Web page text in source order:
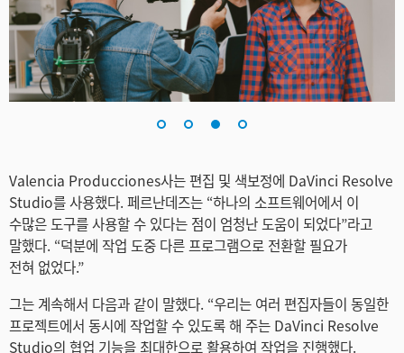
Valencia Producciones사는 편집 및 색보정에 DaVinci Resolve
Studio를 사용했다. 페르난데즈는 “하나의 소프트웨어에서 이
수많은 도구를 사용할 수 있다는 점이 엄청난 도움이 되었다”라고
말했다. “덕분에 작업 도중 다른 프로그램으로 전환할 필요가
전혀 없었다.”
그는 계속해서 다음과 같이 말했다. “우리는 여러 편집자들이 동일한
프로젝트에서 동시에 작업할 수 있도록 해 주는 DaVinci Resolve
Studio의 협업 기능을 최대한으로 활용하여 작업을 진행했다.